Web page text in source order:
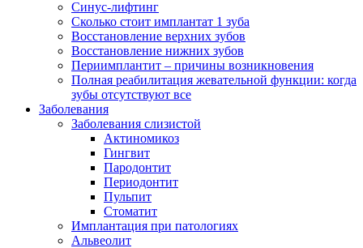
Синус-лифтинг
Сколько стоит имплантат 1 зуба
Восстановление верхних зубов
Восстановление нижних зубов
Периимплантит – причины возникновения
Полная реабилитация жевательной функции: когда
зубы отсутствуют все
Заболевания
Заболевания слизистой
Актиномикоз
Гингвит
Пародонтит
Периодонтит
Пульпит
Стоматит
Имплантация при патологиях
Альвеолит